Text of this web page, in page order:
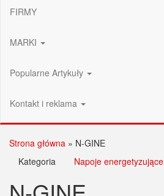
FIRMY
MARKI
Popularne Artykuły
Kontakt i reklama
Strona główna » N-GINE
Kategoria
Napoje energetyzujące